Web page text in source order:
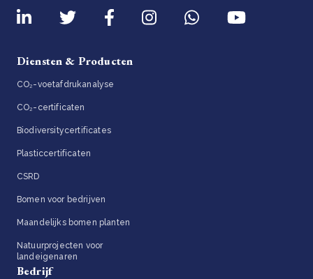
Diensten & Producten
CO₂-voetafdrukanalyse
CO₂-certificaten
Biodiversitycertificates
Plasticcertificaten
CSRD
Bomen voor bedrijven
Maandelijks bomen planten
Natuurprojecten voor
landeigenaren
Bedrijf